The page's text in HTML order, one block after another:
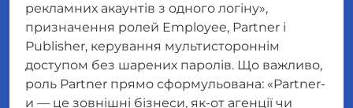
рекламних акаунтів з одного логіну»,
призначення ролей Employee, Partner і
Publisher, керування мультистороннім
доступом без шарених паролів. Що важливо,
роль Partner прямо сформульована: «Partner-
и — це зовнішні бізнеси, як-от агенції чи